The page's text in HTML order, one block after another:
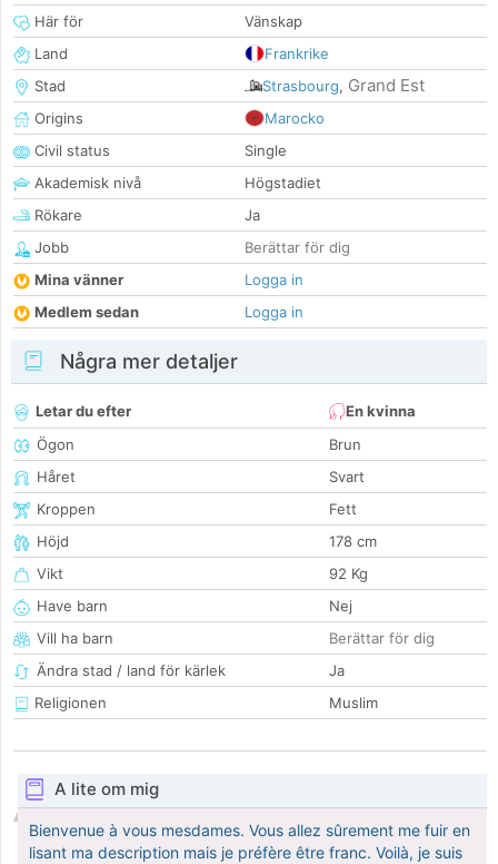
Här för
Vänskap
Land
Frankrike
Stad
Strasbourg, Grand Est
Origins
Marocko
Civil status
Single
Akademisk nivå
Högstadiet
Rökare
Ja
Jobb
Berättar för dig
Mina vänner
Logga in
Medlem sedan
Logga in
Några mer detaljer
Letar du efter
En kvinna
Ögon
Brun
Håret
Svart
Kroppen
Fett
Höjd
178 cm
Vikt
92 Kg
Have barn
Nej
Vill ha barn
Berättar för dig
Ändra stad / land för kärlek
Ja
Religionen
Muslim
A lite om mig
Bienvenue à vous mesdames. Vous allez sûrement me fuir en
lisant ma description mais je préfère être franc. Voilà, je suis